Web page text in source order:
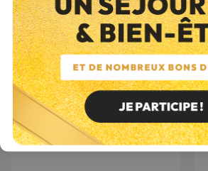
Entrepôt dePicardie
10 rue de Pentemont,
60 000 Beauvais
Nous livrons les
départements suivants :
Oise (60) ; Somme (80) ;
Aisne (02)
postaux seulement